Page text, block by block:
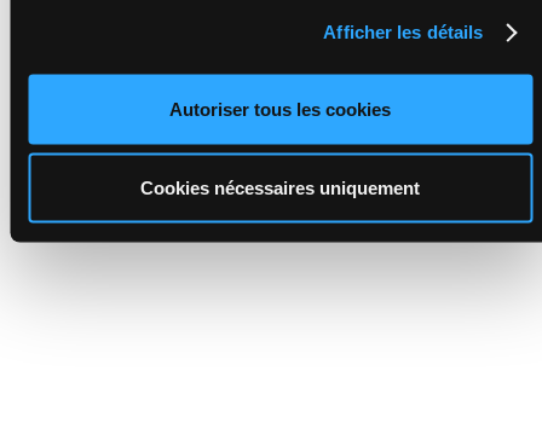
Afficher les détails
Autoriser tous les cookies
Cookies nécessaires uniquement